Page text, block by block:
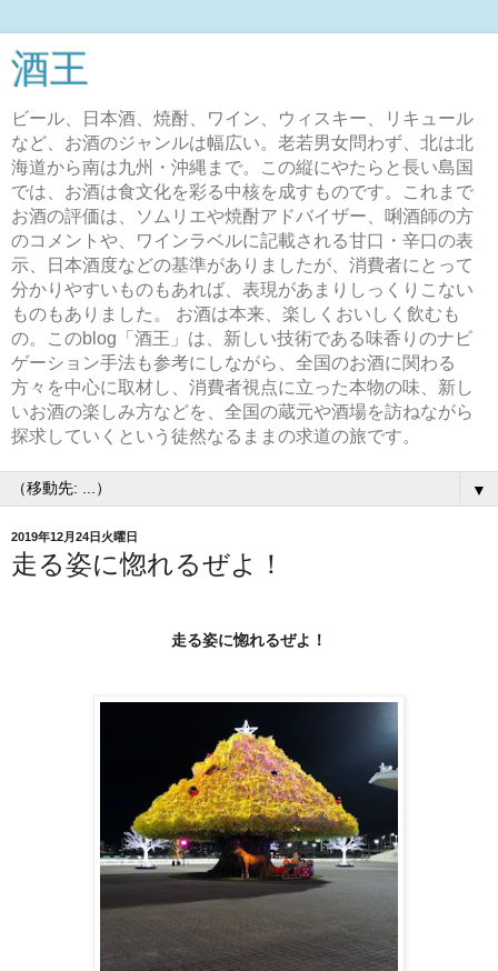
酒王
ビール、日本酒、焼酎、ワイン、ウィスキー、リキュール
など、お酒のジャンルは幅広い。老若男女問わず、北は北
海道から南は九州・沖縄まで。この縦にやたらと長い島国
では、お酒は食文化を彩る中核を成すものです。これまで
お酒の評価は、ソムリエや焼酎アドバイザー、唎酒師の方
のコメントや、ワインラベルに記載される甘口・辛口の表
示、日本酒度などの基準がありましたが、消費者にとって
分かりやすいものもあれば、表現があまりしっくりこない
ものもありました。 お酒は本来、楽しくおいしく飲むも
の。このblog「酒王」は、新しい技術である味香りのナビ
ゲーション手法も参考にしながら、全国のお酒に関わる
方々を中心に取材し、消費者視点に立った本物の味、新し
いお酒の楽しみ方などを、全国の蔵元や酒場を訪ねながら
探求していくという徒然なるままの求道の旅です。
▼
2019年12月24日火曜日
走る姿に惚れるぜよ！
走る姿に惚れるぜよ！